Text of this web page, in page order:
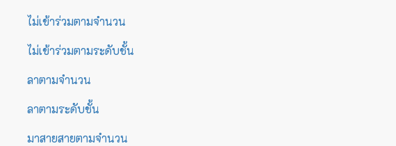
ไม่เข้าร่วมตามจำนวน
ไม่เข้าร่วมตามระดับชั้น
ลาตามจำนวน
ลาตามระดับชั้น
มาสายสายตามจำนวน